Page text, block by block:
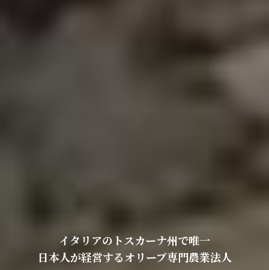
イタリアのトスカーナ州で唯一
日本人が経営するオリーブ専門農業法人